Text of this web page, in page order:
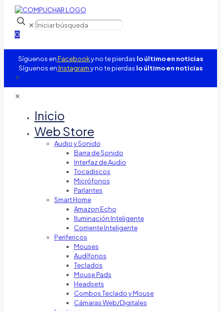
✕
0
Síguenos enFacebooky no te pierdas lo último en noticias
Síguenos enInstagramy no te pierdas lo último en noticias
✕
✕
Inicio
Web Store
Audio y Sonido
Barra de Sonido
Interfaz de Audio
Tocadiscos
Micrófonos
Parlantes
Smart Home
Amazon Echo
Iluminación Inteligente
Corriente Inteligente
Perifericos
Mouses
Audífonos
Teclados
Mouse Pads
Headsets
Combos Teclado y Mouse
Cámaras Web/Digitales